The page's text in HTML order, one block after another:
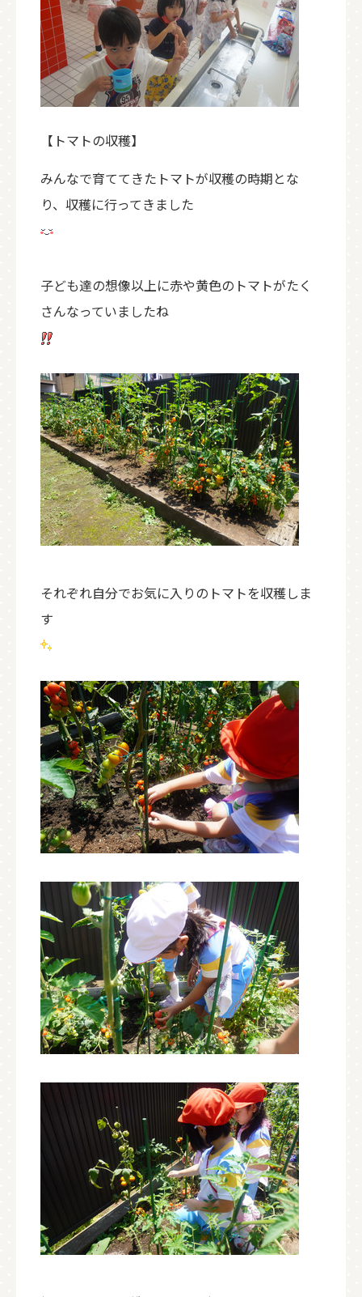
【トマトの収穫】
みんなで育ててきたトマトが収穫の時期とな
り、収穫に行ってきました
子ども達の想像以上に赤や黄色のトマトがたく
さんなっていましたね
それぞれ自分でお気に入りのトマトを収穫しま
す